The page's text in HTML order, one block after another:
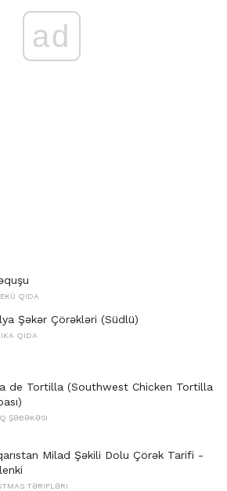
ad
QIDA
Şəkər Çörəkləri (Südlü)
QIDA
de Tortilla (Southwest Chicken Tortilla
ŞƏBƏKƏSI
Milad Şəkili Dolu Çörək Tarifi -
TƏRIFLƏRI